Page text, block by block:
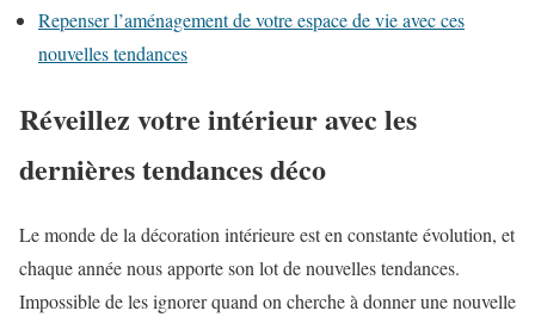
Repenser l’aménagement de votre espace de vie avec ces
nouvelles tendances
Réveillez votre intérieur avec les
dernières tendances déco
Le monde de la décoration intérieure est en constante évolution, et
chaque année nous apporte son lot de nouvelles tendances.
Impossible de les ignorer quand on cherche à donner une nouvelle